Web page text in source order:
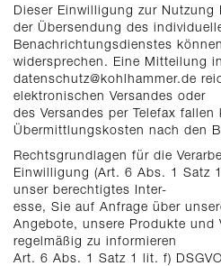
Dieser Einwilligung zur Nutzung
der Übersendung des
Benachrichtungsdienstes
widersprechen. Eine Mitteilung
datenschutz@kohlhammer.de
elektronischen Versandes oder
des Versandes per Telefax
Übermittlungskosten nach den
Rechtsgrundlagen für die
Einwilligung (Art. 6 Abs. 1 Satz
unser berechtigtes Inter-
esse, Sie auf Anfrage über
Angebote, unsere Produkte und
regelmäßig zu informieren
Art. 6 Abs. 1 Satz 1 lit. f)